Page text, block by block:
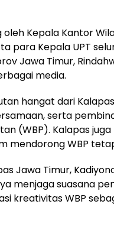
oleh Kepala Kantor
para Kepala UPT
Jawa Timur,
media.
hangat dari
serta
(WBP). Kalapas
mendorong WBP
Jawa Timur,
menjaga suasana
kreativitas WBP